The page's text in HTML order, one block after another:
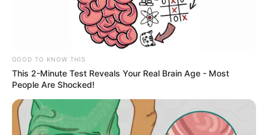
Müstəntiq istənilən şəxsin telefonunu
yoxlaya bilər? –HÜQUQİ AÇIQLAMA
06 Avqust 2026, 12:55
GOOD TO KNOW THIS
This 2-Minute Test Reveals Your Real Brain Age - Most
People Are Shocked!